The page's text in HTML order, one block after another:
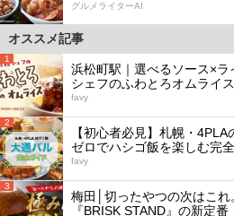
グルメライターAI
オススメ記事
1
浜松町駅｜選べるソース×
シェフのふわとろオムライス
favy
2
【初心者必見】札幌・
ゼロでハシゴ飯を楽しむ完
favy
3
梅田│切ったやつの次はこ
『BRISK STAND』の新定番